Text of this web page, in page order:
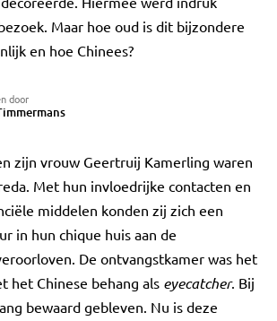
Maar hoe oud is dit bijzondere
en hoe Chinees?
door
zijn vrouw Geertruij Kamerling waren
Met hun invloedrijke contacten en
middelen konden zij zich een
in hun chique huis aan de
De ontvangstkamer was het
het Chinese behang als eyecatcher. Bij
bewaard gebleven. Nu is deze